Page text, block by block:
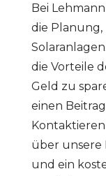
Bei
die
die Vorteile
Geld zu
einen
über unsere
und ein